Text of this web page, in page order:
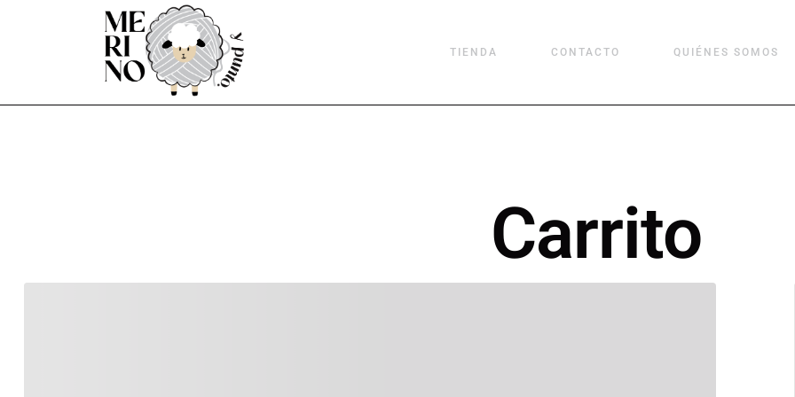
TIENDA CONTACTO QUIÉNES SOMOS
Carrito